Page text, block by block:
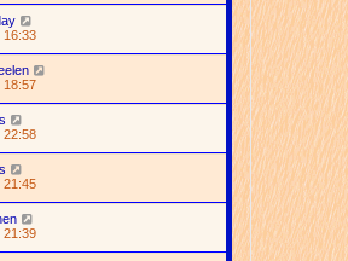
16:33
18:57
22:58
21:45
21:39